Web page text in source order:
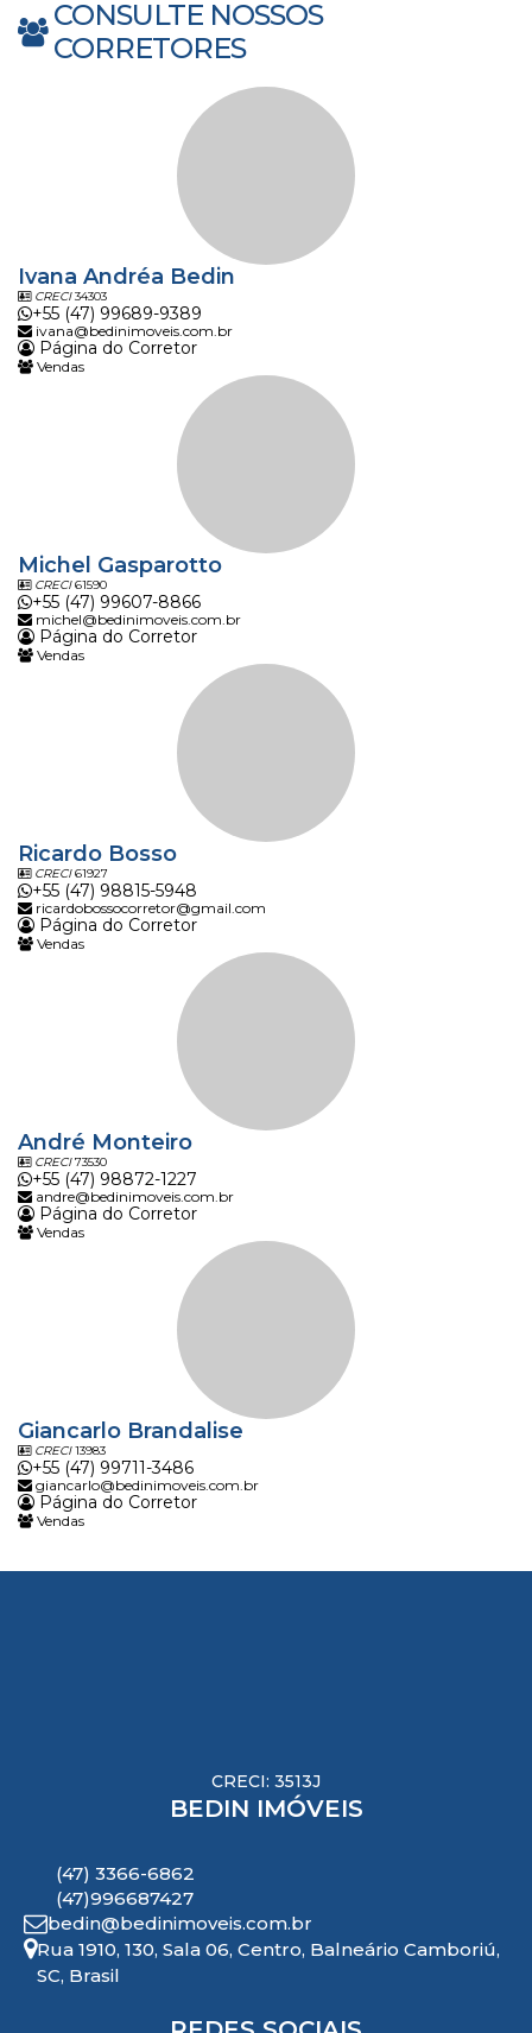
CONSULTE NOSSOS
CORRETORES
Ivana Andréa Bedin
CRECI34303
+55 (47) 99689-9389
ivana@bedinimoveis.com.br
Página do Corretor
Vendas
Michel Gasparotto
CRECI61590
+55 (47) 99607-8866
michel@bedinimoveis.com.br
Página do Corretor
Vendas
Ricardo Bosso
CRECI61927
+55 (47) 98815-5948
ricardobossocorretor@gmail.com
Página do Corretor
Vendas
André Monteiro
CRECI73530
+55 (47) 98872-1227
andre@bedinimoveis.com.br
Página do Corretor
Vendas
Giancarlo Brandalise
CRECI13983
+55 (47) 99711-3486
giancarlo@bedinimoveis.com.br
Página do Corretor
Vendas
CRECI: 3513J
BEDIN IMÓVEIS
(47) 3366-6862
(47)996687427
bedin@bedinimoveis.com.br
Rua 1910, 130, Sala 06, Centro, Balneário Camboriú,
SC, Brasil